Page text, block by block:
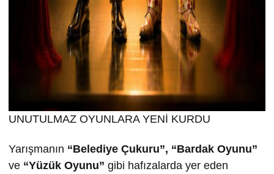
UNUTULMAZ OYUNLARA YENİ KURDU
Yarışmanın “Belediye Çukuru”, “Bardak Oyunu”
ve “Yüzük Oyunu” gibi hafızalarda yer eden